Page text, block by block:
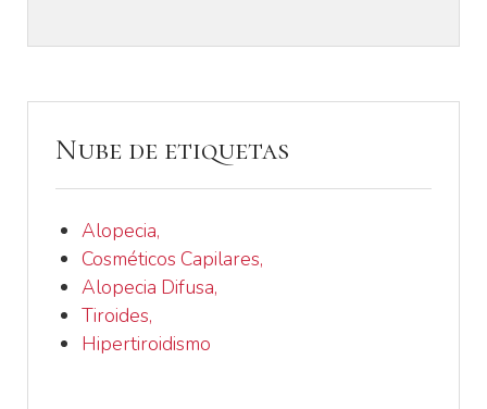
Nube de etiquetas
Alopecia,
Cosméticos Capilares,
Alopecia Difusa,
Tiroides,
Hipertiroidismo